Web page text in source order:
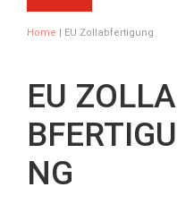
Home | EU Zollabfertigung
EU ZOLLA
BFERTIGU
NG